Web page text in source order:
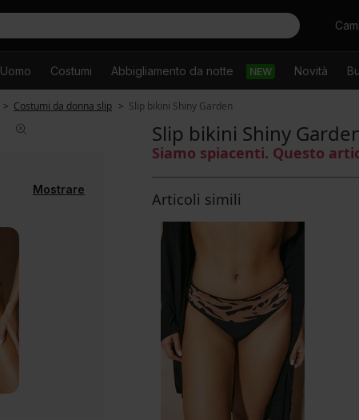
Cercare
Uomo Costumi Abbigliamento da notte NEW Novità
Costumi da donna slip Slip bikini Shiny Garden
Mostrare
Slip bikini Shiny
Siamo spiacenti. Questo
Articoli simili